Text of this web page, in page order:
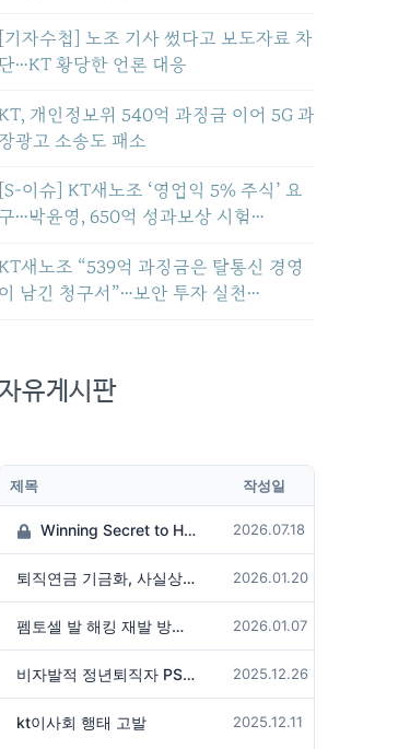
[기자수첩] 노조 기사 썼다고 보도자료 차
단…KT 황당한 언론 대응
KT, 개인정보위 540억 과징금 이어 5G 과
장광고 소송도 패소
[S-이슈] KT새노조 ‘영업익 5% 주식’ 요
…박윤영, 650억 성과보상 시험…
KT새노조 “539억 과징금은 탈통신 경영
이 남긴 청구서”…보안 투자 실천…
유게시판
제목 작성일
Winning Secret to Hit the Jackpot! 2026.07.18
퇴직연금 기금화, 사실상 국가가 관리하겠다는 것인가? 2026.01.20
펨토셀 발 해킹 재발 방지 위해서는 2026.01.07
비자발적 정년퇴직자 PS성과급 미지급은 임금체불 아닌가? 2025.12.26
kt이사회 행태 고발 2025.12.11